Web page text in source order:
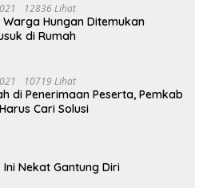
12836 Lihat
Warga Hungan Ditemukan
di Rumah
10719 Lihat
di Penerimaan Peserta, Pemkab
Cari Solusi
Nekat Gantung Diri